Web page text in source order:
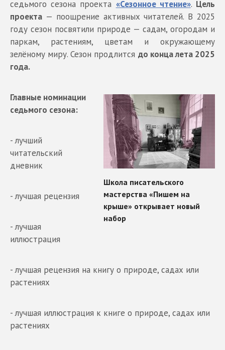
седьмого сезона проекта «Сезонное чтение». Цель
проекта — поощрение активных читателей. В 2025
году сезон посвятили природе — садам, огородам и
паркам, растениям, цветам и окружающему
зелёному миру. Сезон продлится до конца лета 2025
года.
Главные номинации
седьмого сезона:
- лучший
читательский
дневник
- лучшая рецензия
- лучшая
иллюстрация
- лучшая рецензия на книгу о природе, садах или
растениях
- лучшая иллюстрация к книге о природе, садах или
растениях